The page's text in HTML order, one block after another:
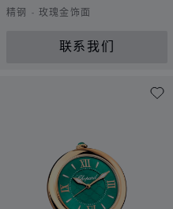
精钢 - 玫瑰金饰面
联系我们